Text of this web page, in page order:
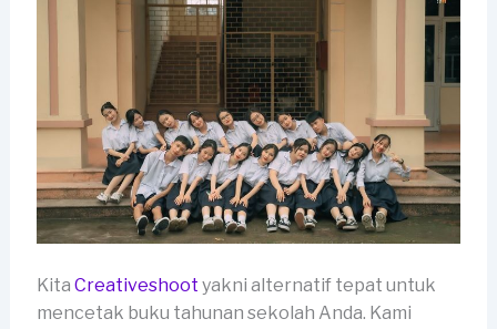
Kita Creativeshoot yakni alternatif tepat untuk
mencetak buku tahunan sekolah Anda. Kami